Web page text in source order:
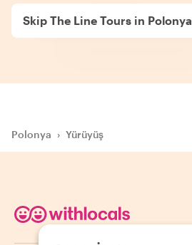
Skip The Line Tours in Polonya
Polonya › Yürüyüş